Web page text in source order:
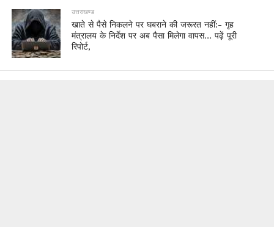
उत्तराखण्ड
खाते से पैसे निकलने पर घबराने की जरूरत नहीं:- गृह
मंत्रालय के निर्देश पर अब पैसा मिलेगा वापस… पढ़ें पूरी
रिपोर्ट,